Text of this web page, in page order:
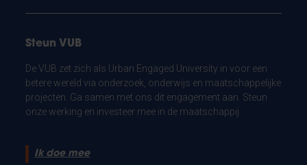
Steun VUB
De VUB zet zich als Urban Engaged University in voor een
betere wereld via onderzoek, onderwijs en maatschappelijke
projecten. Ga samen met ons dit engagement aan. Steun
onze werking en investeer mee in de maatschappij.
Ik doe mee